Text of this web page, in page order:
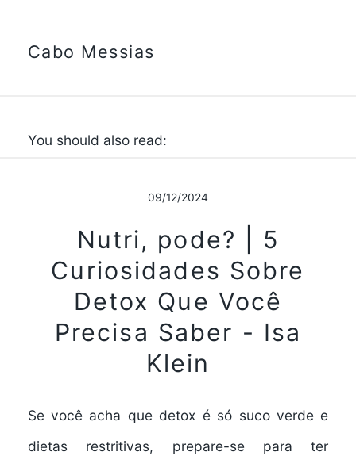
Cabo Messias
You should also read:
09/12/2024
Nutri, pode? | 5
Curiosidades Sobre
Detox Que Você
Precisa Saber - Isa
Klein
Se você acha que detox é só suco verde e
dietas restritivas, prepare-se para ter